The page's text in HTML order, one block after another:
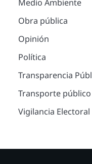
Medio Ambiente
Obra pública
Opinión
Política
Transparencia
Transporte público
Vigilancia Electoral